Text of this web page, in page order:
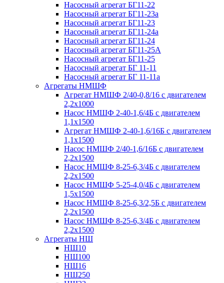
Насосный агрегат БГ11-22
Насосный агрегат БГ11-23а
Насосный агрегат БГ11-23
Насосный агрегат БГ11-24а
Насосный агрегат БГ11-24
Насосный агрегат БГ11-25А
Насосный агрегат БГ11-25
Насосный агрегат БГ 11-11
Насосный агрегат БГ 11-11а
Агрегаты НМШФ
Агрегат НМШФ 2/40-0,8/16 с двигателем
2,2х1000
Насос НМШФ 2-40-1,6/4Б с двигателем
1,1х1500
Агрегат НМШФ 2-40-1,6/16Б с двигателем
1,1х1500
Насос НМШФ 2/40-1,6/16Б с двигателем
2,2х1500
Насос НМШФ 8-25-6,3/4Б с двигателем
2,2х1500
Насос НМШФ 5-25-4,0/4Б с двигателем
1,5х1500
Насос НМШФ 8-25-6,3/2,5Б с двигателем
2,2х1500
Насос НМШФ 8-25-6,3/4Б с двигателем
2,2х1500
Агрегаты НШ
НШ10
НШ100
НШ16
НШ250